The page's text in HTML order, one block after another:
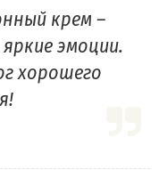
крем –
эмоции.
хорошего